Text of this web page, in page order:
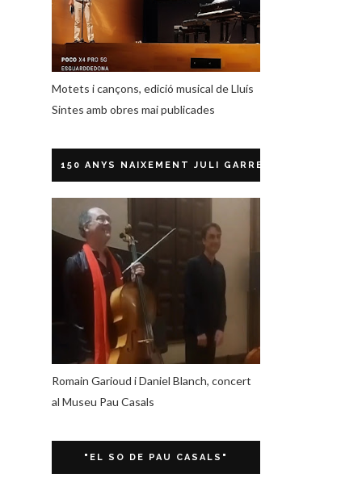
Motets i cançons, edició musical de Lluís
Sintes amb obres mai publicades
150 ANYS NAIXEMENT JULI GARRETA
Romain Garioud i Daniel Blanch, concert
al Museu Pau Casals
"EL SO DE PAU CASALS"